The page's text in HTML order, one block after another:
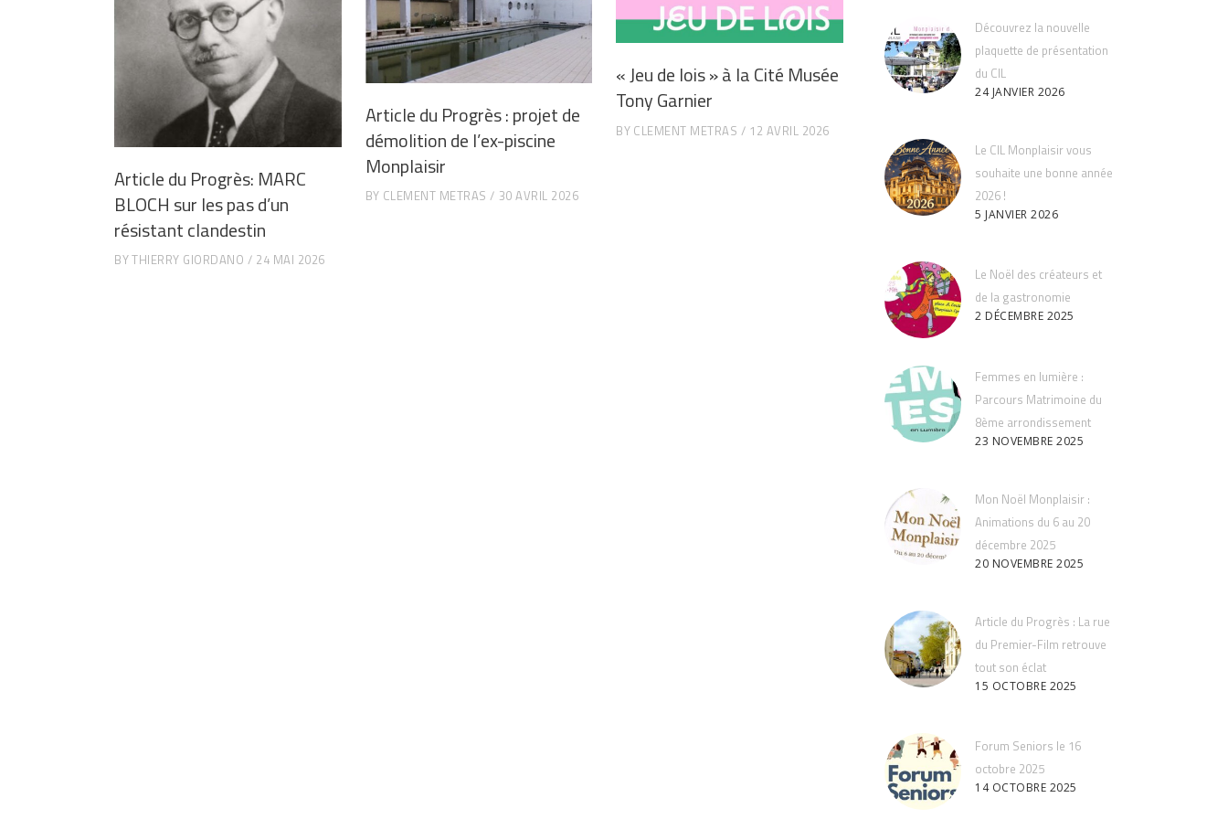
Article du Progrès: MARC
BLOCH sur les pas d’un
résistant clandestin
BYTHIERRY GIORDANO 24 MAI 2026
Article du Progrès : projet de
démolition de l’ex-piscine
Monplaisir
BY CLEMENT METRAS 30 AVRIL 2026
« Jeu de lois » à la Cité Musée
Tony Garnier
BY CLEMENT METRAS 12 AVRIL 2026
Découvrez la nouvelle
plaquette de présentation
du CIL
24 JANVIER 2026
Le CIL Monplaisir vous
souhaite une bonne année
2026 !
5 JANVIER 2026
Le Noël des créateurs et
de la gastronomie
2 DÉCEMBRE 2025
Femmes en lumière :
Parcours Matrimoine du
8ème arrondissement
23 NOVEMBRE 2025
Mon Noël Monplaisir :
Animations du 6 au 20
décembre 2025
20 NOVEMBRE 2025
Article du Progrès : La rue
du Premier-Film retrouve
tout son éclat
15 OCTOBRE 2025
Forum Seniors le 16
octobre 2025
14 OCTOBRE 2025